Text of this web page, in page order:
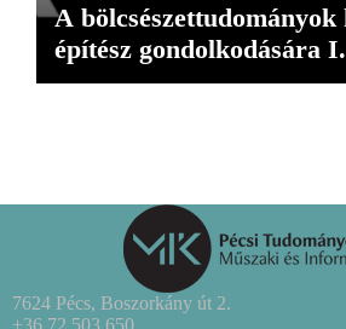
A bölcsészettudományok
építész gondolkodására I.
7624 Pécs, Boszorkány út 2.
+36 72 503 650